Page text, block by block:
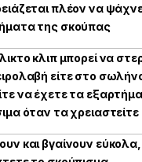
πλέον να
της σκούπας
κλιπ μπορεί να
είτε στο
να έχετε τα
όταν τα χρειαστείτε
και βγαίνουν